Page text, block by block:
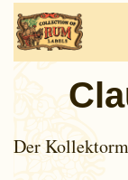
Der